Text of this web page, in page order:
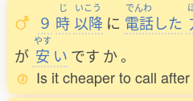
９
じ
時
いこう
以降 に
でんわ
電話した
が
やす
安 い です か。
Is it cheaper to call